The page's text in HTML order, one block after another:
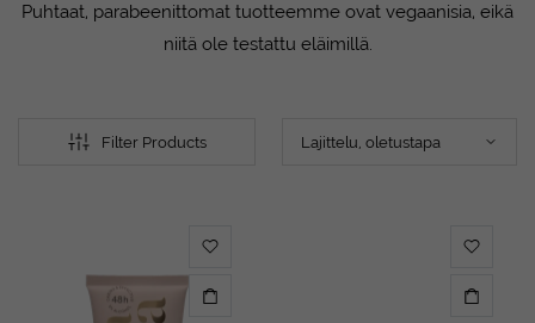
Puhtaat, parabeenittomat tuotteemme ovat vegaanisia, eikä
niitä ole testattu eläimillä.
Filter Products